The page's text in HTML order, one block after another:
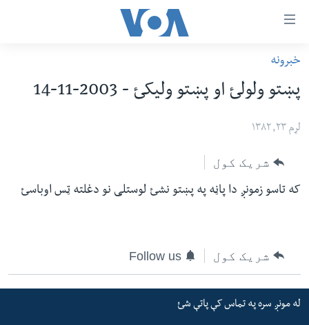
رسي
وړ
اتصالات
ته
لارښود
لاړ
افغانستان
سیمه
ښځې او نجونې
د بیان ازادي
روغتیا
سرمقاله
خبرونه
پښتو ولولئ او پښتو وليکئ - 2003-11-14
لړم ۲۳, ۱۳۸۲
شریک کول
که تاسو زمونږ دا پاڼه په پښتو نشئ لوستلی نو دغلته ټس اوباسئ
شریک کول Follow us
له مونږ سره په تماس کې پاتې شئ